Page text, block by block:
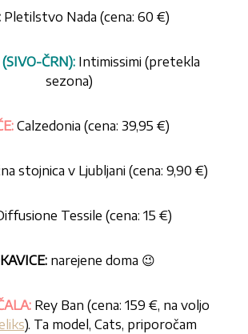
Pletilstvo Nada (cena: 60 €)
ČRN):Intimissimi (pretekla
sezona)
Calzedonia (cena: 39,95 €)
stojnica v Ljubljani (cena: 9,90 €)
Tessile (cena: 15 €)
narejene doma 😉
Rey Ban (cena: 159 €, na voljo
). Ta model, Cats, priporočam